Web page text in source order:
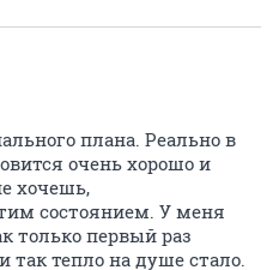
плана. Реально в
очень хорошо и
хочешь,
состоянием. У меня
только первый раз
так тепло на душе стало.